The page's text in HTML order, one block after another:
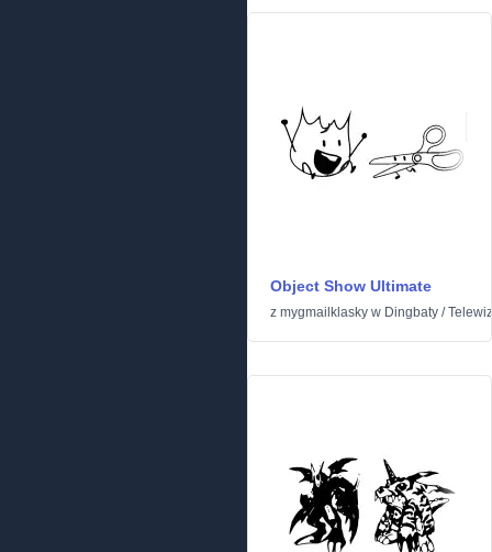
Object Show Ultimate
z mygmailklasky w Dingbaty /